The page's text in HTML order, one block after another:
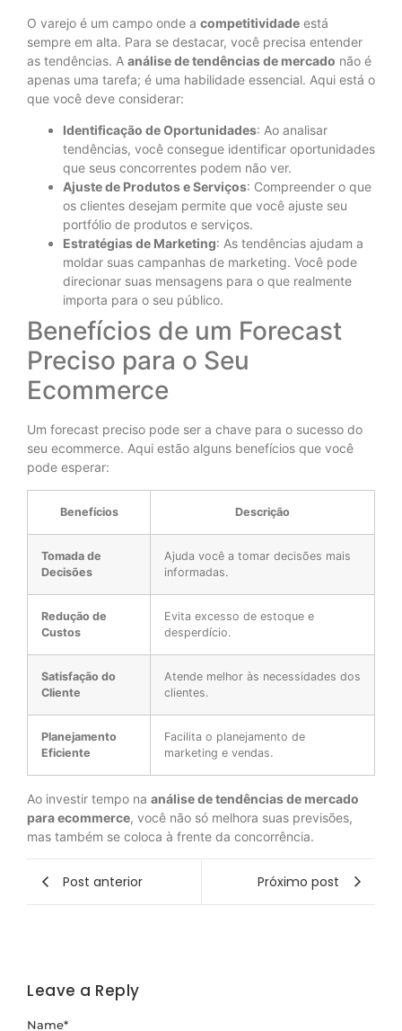
O varejo é um campo onde a competitividade está
sempre em alta. Para se destacar, você precisa entender
as tendências. A análise de tendências de mercado não é
apenas uma tarefa; é uma habilidade essencial. Aqui está o
que você deve considerar:
Identificação de Oportunidades: Ao analisar
tendências, você consegue identificar oportunidades
que seus concorrentes podem não ver.
Ajuste de Produtos e Serviços: Compreender o que
os clientes desejam permite que você ajuste seu
portfólio de produtos e serviços.
Estratégias de Marketing: As tendências ajudam a
moldar suas campanhas de marketing. Você pode
direcionar suas mensagens para o que realmente
importa para o seu público.
Benefícios de um Forecast
Preciso para o Seu
Ecommerce
Um forecast preciso pode ser a chave para o sucesso do
seu ecommerce. Aqui estão alguns benefícios que você
pode esperar:
Benefícios Descrição
Tomada de
Decisões
Ajuda você a tomar decisões mais
informadas.
Redução de
Custos
Evita excesso de estoque e
desperdício.
Satisfação do
Cliente
Atende melhor às necessidades dos
clientes.
Planejamento
Eficiente
Facilita o planejamento de
marketing e vendas.
Ao investir tempo na análise de tendências de mercado
para ecommerce, você não só melhora suas previsões,
mas também se coloca à frente da concorrência.
Post anterior Próximo post
Leave a Reply
Name*